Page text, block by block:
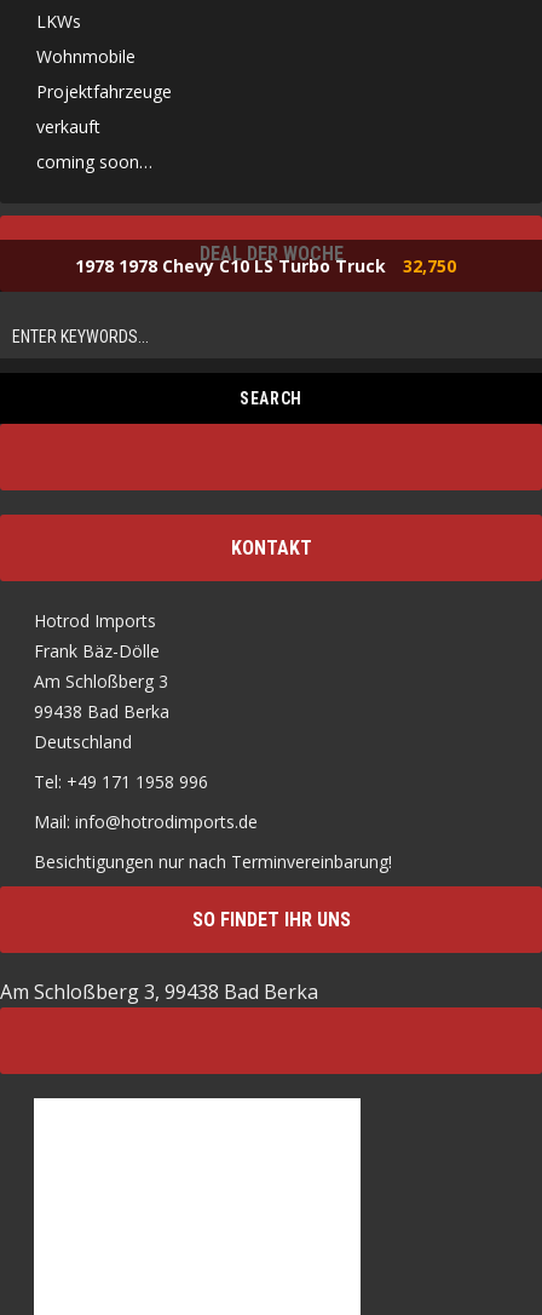
LKWs
Wohnmobile
Projektfahrzeuge
verkauft
coming soon…
DEAL DER WOCHE
1978 1978 Chevy C10 LS Turbo Truck 32,750
KONTAKT
Hotrod Imports
Frank Bäz-Dölle
Am Schloßberg 3
99438 Bad Berka
Deutschland
Tel: +49 171 1958 996
Mail: info@hotrodimports.de
Besichtigungen nur nach Terminvereinbarung!
SO FINDET IHR UNS
Am Schloßberg 3, 99438 Bad Berka